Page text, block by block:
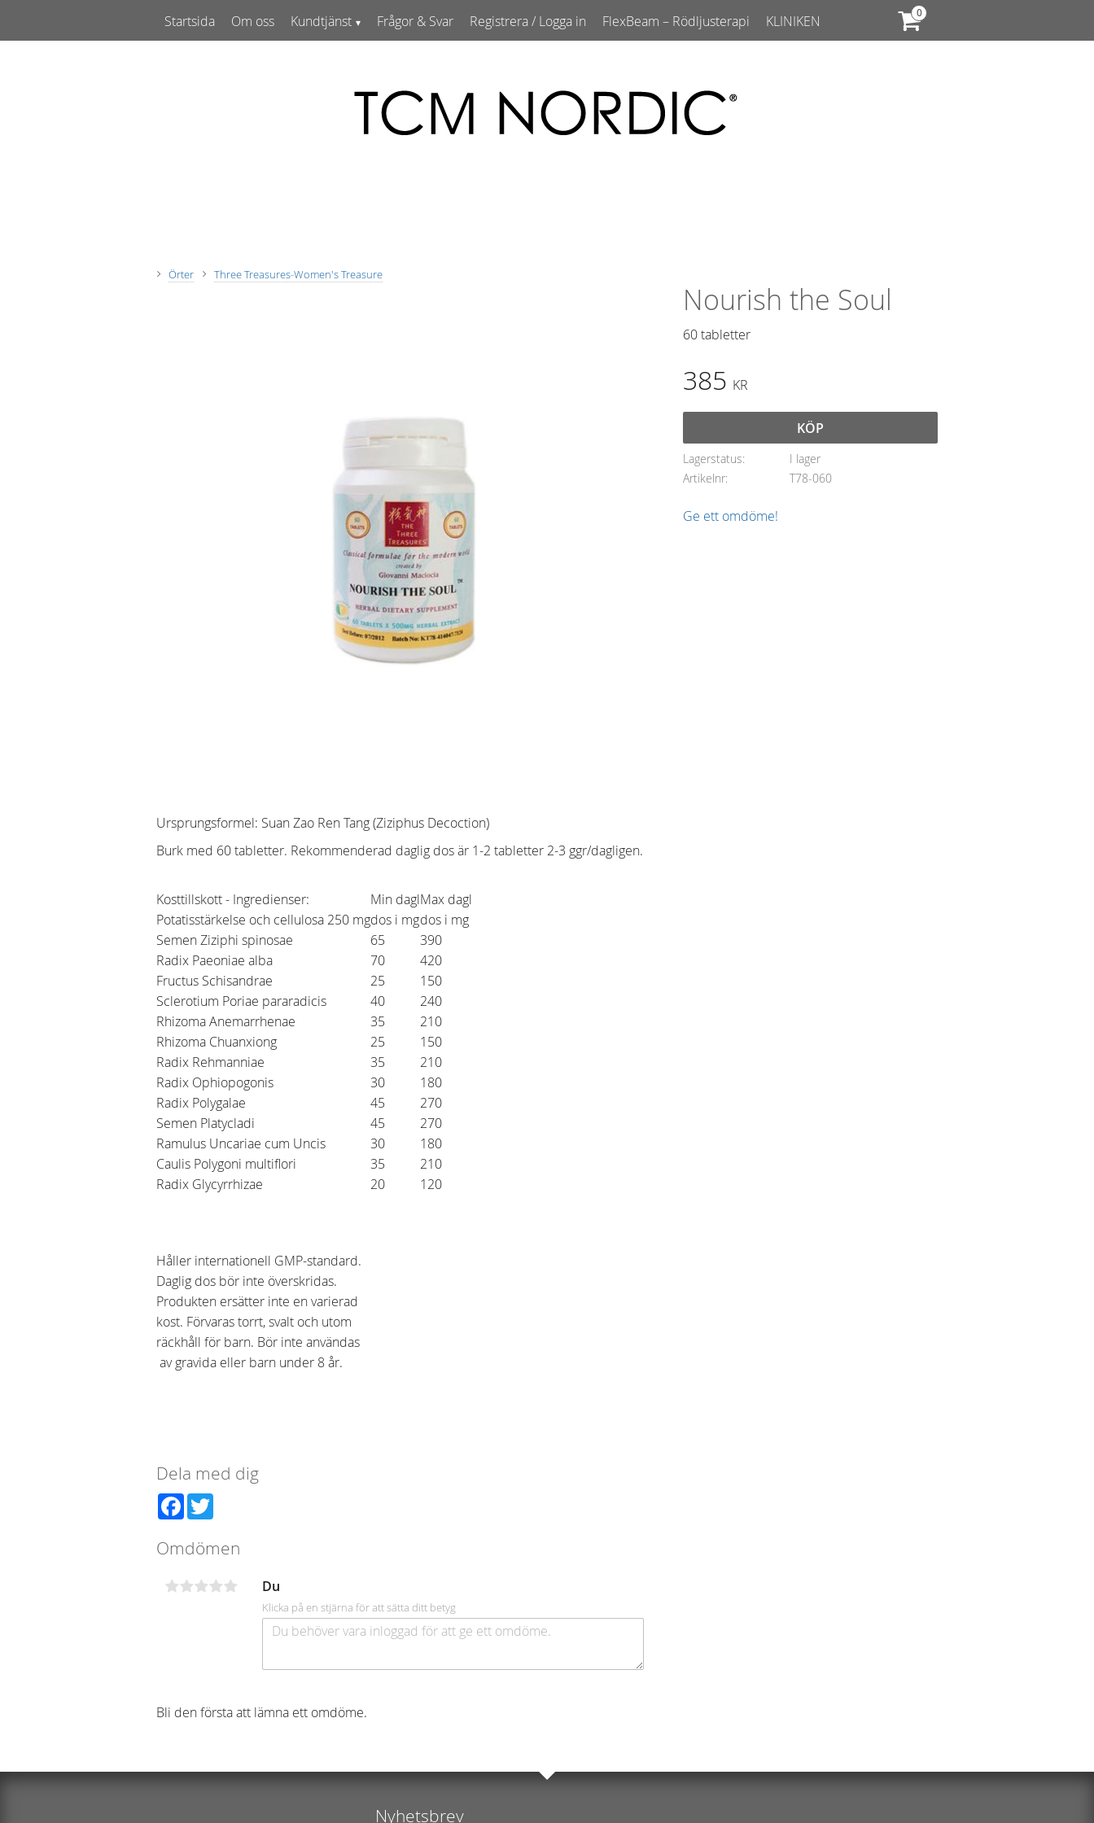
Startsida Om oss Kundtjänst Frågor & Svar Registrera / Logga in FlexBeam – Rödljusterapi KLINIKEN
Örter Three Treasures-Women's Treasure
Nourish the Soul
60 tabletter​
385 KR
KÖP
Lagerstatus
I lager
Artikelnr
T78-060
Ge ett omdöme!
Ursprungsformel: Suan Zao Ren Tang (Ziziphus Decoction)
Burk med 60 tabletter. Rekommenderad daglig dos är 1-2 tabletter 2-3 ggr/dagligen.
Kosttillskott - Ingredienser: Min daglMax dagl
Potatisstärkelse och cellulosa 250 mgdos i mgdos i mg
Semen Ziziphi spinosae
65
390
Radix Paeoniae alba
70
420
Fructus Schisandrae
25
150
Sclerotium Poriae pararadicis
40
240
Rhizoma Anemarrhenae
35
210
Rhizoma Chuanxiong
25
150
Radix Rehmanniae
35
210
Radix Ophiopogonis
30
180
Radix Polygalae
45
270
Semen Platycladi
45
270
Ramulus Uncariae cum Uncis
30
180
Caulis Polygoni multiflori
35
210
Radix Glycyrrhizae
20 120
Håller internationell GMP-standard.
Daglig dos bör inte överskridas.
Produkten ersätter inte en varierad
kost. Förvaras torrt, svalt och utom
räckhåll för barn. Bör inte användas
av gravida eller barn under 8 år.
Dela med dig
Facebook
Omdömen
Du
Klicka på en stjärna för att sätta ditt betyg
Bli den första att lämna ett omdöme.
Nyhetsbrev